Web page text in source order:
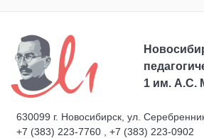
1 им. А.С.
630099 г. Новосибирск, ул.
+7 (383) 223-7760
+7 (383) 223-0902